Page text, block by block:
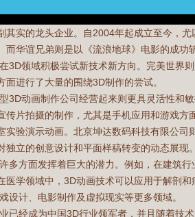
实的龙头企业。自2004年起成立至今，尤
而华谊兄弟则是以《流浪地球》电影的成功
3D领域积极尝试新技术新方向。完美世界
进行了大量的围绕3D制作的尝试。
3D动画制作公司经营起来则更具灵活性和
传片拍摄的制作，尤其是手机应用和游戏方
实验演示动画。北京坤达数码科技有限公司
立的创意设计和平面样稿转变的动态展现。
多方面发挥着巨大的潜力。例如，在建筑
医学领域中，3D动画技术可以应用于解剖
设计、电影制作及虚拟现实等更多领域。
已经成为中国3D行业领军者，并且随着技